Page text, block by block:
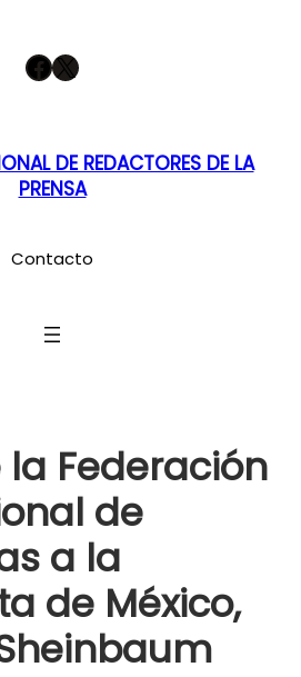
Facebook X
DE REDACTORES DE LA
PRENSA
Contacto
Federación
de
a la
de México,